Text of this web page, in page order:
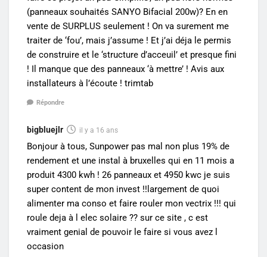
(panneaux souhaités SANYO Bifacial 200w)? En en
vente de SURPLUS seulement ! On va surement me
traiter de ‘fou’, mais j’assume ! Et j’ai déja le permis
de construire et le ‘structure d’acceuil’ et presque fini
! Il manque que des panneaux ‘à mettre’ ! Avis aux
installateurs à l’écoute ! trimtab
Répondre
bigbluejlr il y a 16 ans
Bonjour à tous, Sunpower pas mal non plus 19% de
rendement et une instal à bruxelles qui en 11 mois a
produit 4300 kwh ! 26 panneaux et 4950 kwc je suis
super content de mon invest !!largement de quoi
alimenter ma conso et faire rouler mon vectrix !!! qui
roule deja à l elec solaire ?? sur ce site , c est
vraiment genial de pouvoir le faire si vous avez l
occasion